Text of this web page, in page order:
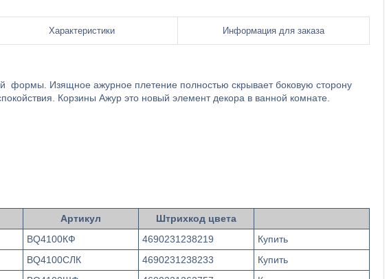
Характеристики Информация для заказа
формы. Изящное ажурное плетение полностью скрывает боковую сторону
Корзины Ажур это новый элемент декора в ванной комнате.
Артикул
Штрихкод цвета
BQ4100КФ 4690231238219
Купить
BQ4100СЛК 4690231238233
Купить